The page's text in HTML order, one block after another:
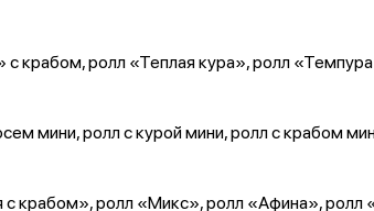
крабом, ролл «Теплая кура», ролл
мини, ролл с курой мини, ролл с крабом
крабом», ролл «Микс», ролл «Афина», ролл